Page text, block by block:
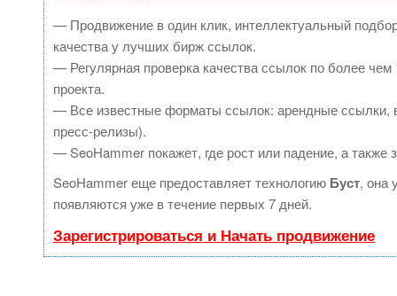
— Продвижение в один клик, интеллектуальный
качества у лучших бирж ссылок.
— Регулярная проверка качества ссылок по более
проекта.
— Все известные форматы ссылок: арендные ссылки,
пресс-релизы).
— SeoHammer покажет, где рост или падение, а также
SeoHammer еще предоставляет технологию Буст, она
появляются уже в течение первых 7 дней.
Зарегистрироваться и Начать продвижение